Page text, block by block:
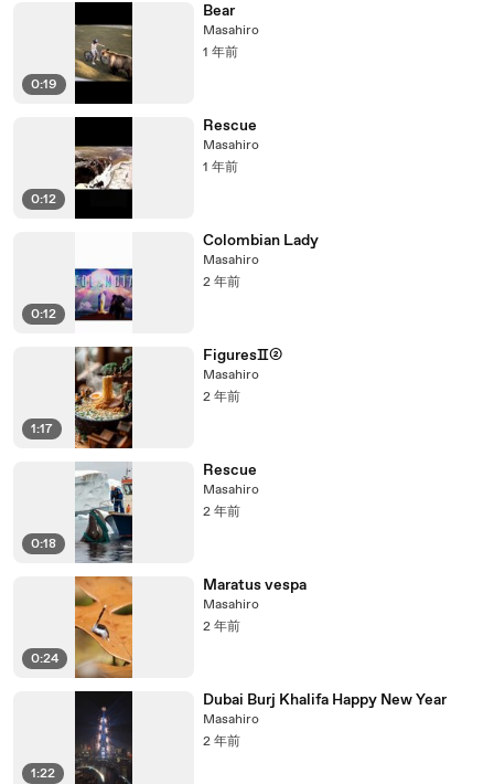
0:19
Bear
Masahiro
1 年前
0:12
Rescue
Masahiro
1 年前
0:12
Colombian Lady
Masahiro
2 年前
1:17
FiguresⅡ②
Masahiro
2 年前
0:18
Rescue
Masahiro
2 年前
0:24
Maratus vespa
Masahiro
2 年前
1:22
Dubai Burj Khalifa Happy New Year
Masahiro
2 年前